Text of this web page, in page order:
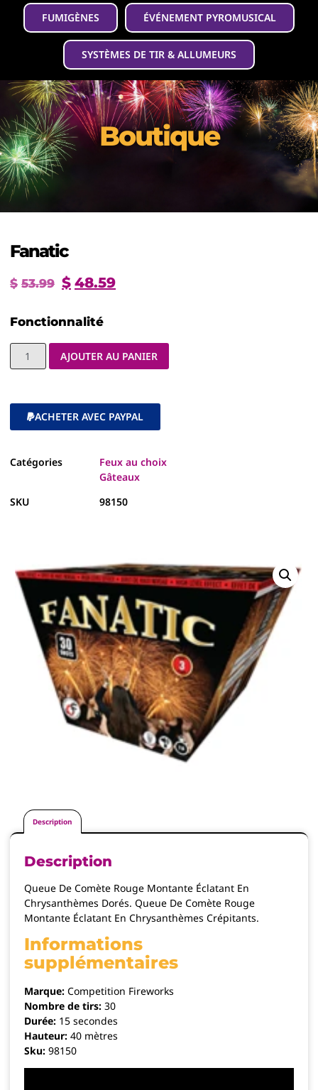
FUMIGÈNES ÉVÉNEMENT PYROMUSICAL
SYSTÈMES DE TIR & ALLUMEURS
Boutique
Fanatic
$ 53.99 $ 48.59
Fonctionnalité
AJOUTER AU PANIER
ACHETER AVEC PAYPAL
Catégories
Feux au choix
Gâteaux
SKU
98150
Description
Description
Queue De Comète Rouge Montante Éclatant En
Chrysanthèmes Dorés. Queue De Comète Rouge
Montante Éclatant En Chrysanthèmes Crépitants.
Informations
supplémentaires
Marque: Competition Fireworks
Nombre de tirs: 30
Durée: 15 secondes
Hauteur: 40 mètres
Sku: 98150